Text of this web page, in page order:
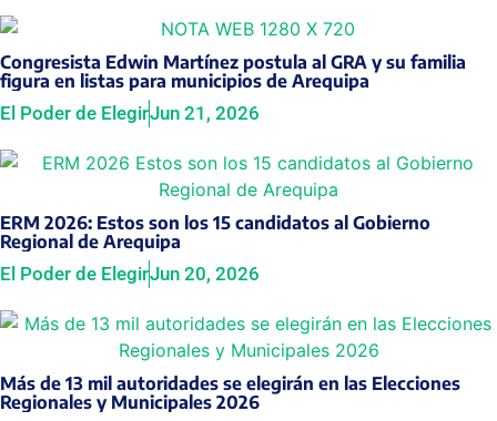
Congresista Edwin Martínez postula al GRA y su familia
figura en listas para municipios de Arequipa
El Poder de ElegirJun 21, 2026
ERM 2026: Estos son los 15 candidatos al Gobierno
Regional de Arequipa
El Poder de ElegirJun 20, 2026
Más de 13 mil autoridades se elegirán en las Elecciones
Regionales y Municipales 2026